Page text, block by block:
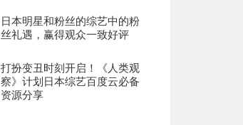
日本明星和粉丝的综艺中的粉
丝礼遇，赢得观众一致好评
打扮变丑时刻开启！《人类观
察》计划日本综艺百度云必备
资源分享